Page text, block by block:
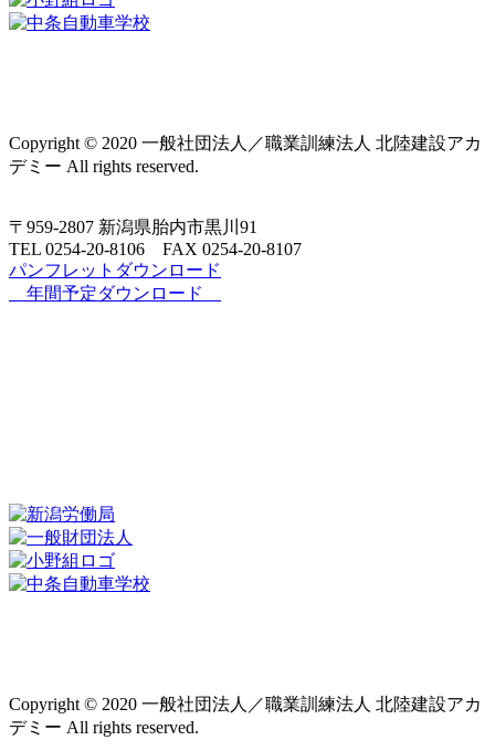
Copyright © 2020 一般社団法人／職業訓練法人 北陸建設アカ
デミー All rights reserved.
〒959-2807 新潟県胎内市黒川91
TEL 0254‐20‐8106 FAX 0254‐20‐8107
パンフレットダウンロード
年間予定ダウンロード
Copyright © 2020 一般社団法人／職業訓練法人 北陸建設アカ
デミー All rights reserved.